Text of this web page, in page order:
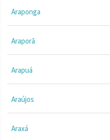
Araponga
Araporã
Arapuá
Araújos
Araxá